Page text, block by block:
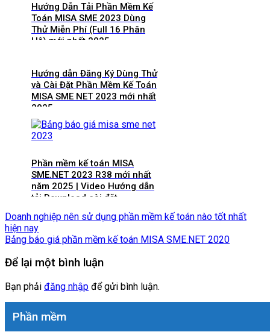
Hướng Dẫn Tải Phần Mềm Kế
Toán MISA SME 2023 Dùng
Thử Miễn Phí (Full 16 Phân
Hệ) mới nhất 2025
Hướng dẫn Đăng Ký Dùng Thử
và Cài Đặt Phần Mềm Kế Toán
MISA SME NET 2023 mới nhất
2025
Phần mềm kế toán MISA
SME.NET 2023 R38 mới nhất
năm 2025 | Video Hướng dẫn
tải Download cài đặt
Doanh nghiệp nên sử dụng phần mềm kế toán nào tốt nhất
hiện nay
Bảng báo giá phần mềm kế toán MISA SME.NET 2020
Để lại một bình luận
Bạn phải đăng nhập để gửi bình luận.
Phần mềm